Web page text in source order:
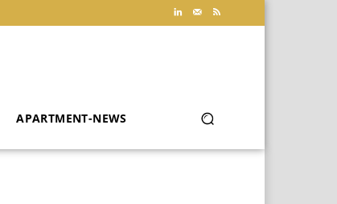
APARTMENT-NEWS